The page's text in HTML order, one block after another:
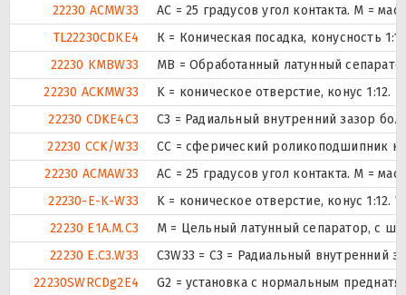
22230 ACMW33
AC = 25 градусов угол контакта. M =
TL22230CDKE4
К = Коническая посадка, конусность
22230 KMBW33
MB = Обработанный латунный
22230 ACKMW33
K = коническое отверстие, конус
22230 CDKE4C3
C3 = Радиальный внутренний зазор
22230 CCK/W33
CC = сферический роликоподшипник
22230 ACMAW33
AC = 25 градусов угол контакта. M =
22230-E-K-W33
K = коническое отверстие, конус
22230 E1A.M.C3
M = Цельный латунный сепаратор, с
22230 E.C3.W33
C3W33 = C3 = Радиальный внутренний
22230SWRCDg2E4
G2 = установка с нормальным